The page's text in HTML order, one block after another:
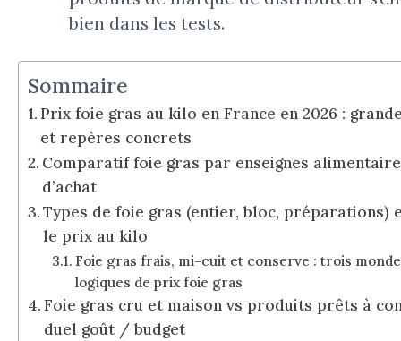
bien dans les tests.
Sommaire
Prix foie gras au kilo en France en 2026 :
et repères concrets
Comparatif foie gras par enseignes
d’achat
Types de foie gras (entier, bloc, préparations)
le prix au kilo
Foie gras frais, mi-cuit et conserve : trois
logiques de prix foie gras
Foie gras cru et maison vs produits prêts à
duel goût / budget